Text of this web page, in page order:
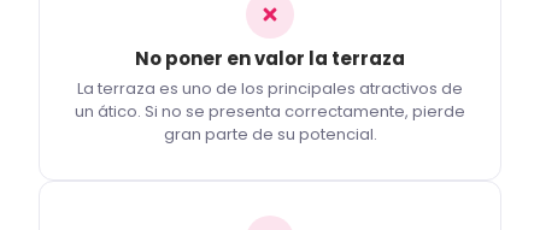
No poner en valor la terraza
La terraza es uno de los principales atractivos de
un ático. Si no se presenta correctamente, pierde
gran parte de su potencial.